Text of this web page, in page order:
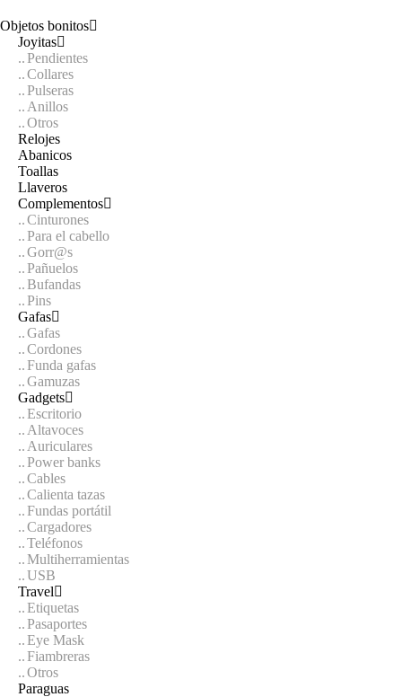
Objetos bonitos
Joyitas
Pendientes
Collares
Pulseras
Anillos
Otros
Relojes
Abanicos
Toallas
Llaveros
Complementos
Cinturones
Para el cabello
Gorr@s
Pañuelos
Bufandas
Pins
Gafas
Gafas
Cordones
Funda gafas
Gamuzas
Gadgets
Escritorio
Altavoces
Auriculares
Power banks
Cables
Calienta tazas
Fundas portátil
Cargadores
Teléfonos
Multiherramientas
USB
Travel
Etiquetas
Pasaportes
Eye Mask
Fiambreras
Otros
Paraguas